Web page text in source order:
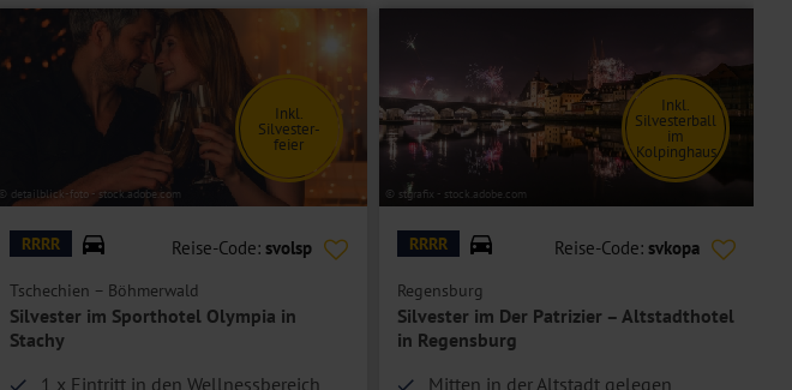
© detailblick-foto - stock.adobe.com
Inkl.
Silvester-
feier
RRRR Reise-Code: svolsp
Tschechien – Böhmerwald
Silvester im Sporthotel Olympia in
Stachy
1 x Eintritt in den Wellnessbereich
© stgrafix - stock.adobe.com
Inkl.
Silvesterball
im
Kolpinghaus
RRRR Reise-Code: svkopa
Regensburg
Silvester im Der Patrizier – Altstadthotel
in Regensburg
Mitten in der Altstadt gelegen